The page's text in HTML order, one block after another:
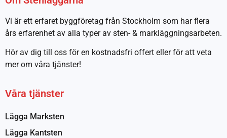
Vi är ett erfaret byggföretag från Stockholm som har flera
års erfarenhet av alla typer av sten- & markläggningsarbeten.
Hör av dig till oss för en kostnadsfri offert eller för att veta
mer om våra tjänster!
Våra tjänster
Lägga Marksten
Lägga Kantsten